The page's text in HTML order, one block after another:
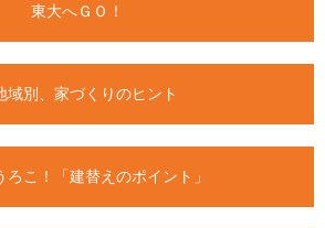
東大へＧＯ！
域別、家づくりのヒント
ろこ！「建替えのポイント」